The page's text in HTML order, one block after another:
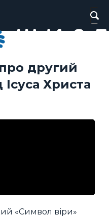
другий
Христа
«Символ віри»